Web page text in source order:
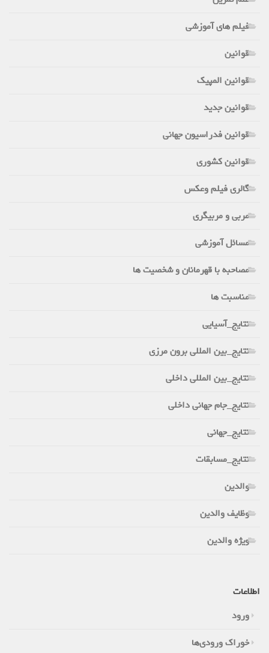
فیلم های آموزشی
قوانین
قوانین المپیک
قوانین جدید
قوانین فدراسیون جهانی
قوانین کشوری
گالری فیلم وعکس
مربی و مربیگری
مسائل آموزشی
مصاحبه با قهرمانان و شخصیت ها
مناسبت ها
نتایج_آسیایی
نتایج_بین المللی برون مرزی
نتایج_بین المللی داخلی
نتایج_جام جهانی داخلی
نتایج_جهانی
نتایج_مسابقات
والدین
وظایف والدین
ویژه والدین
اطلاعات
ورود
خوراک ورودی‌ها